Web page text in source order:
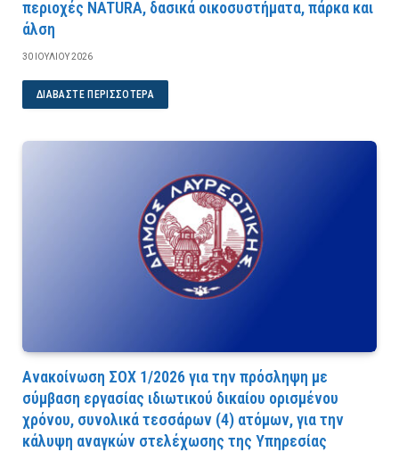
περιοχές NATURA, δασικά οικοσυστήματα, πάρκα και
άλση
30 ΙΟΥΛΊΟΥ 2026
ΔΙΑΒΆΣΤΕ ΠΕΡΙΣΣΌΤΕΡΑ
Ανακοίνωση ΣΟΧ 1/2026 για την πρόσληψη με
σύμβαση εργασίας ιδιωτικού δικαίου ορισμένου
χρόνου, συνολικά τεσσάρων (4) ατόμων, για την
κάλυψη αναγκών στελέχωσης της Υπηρεσίας